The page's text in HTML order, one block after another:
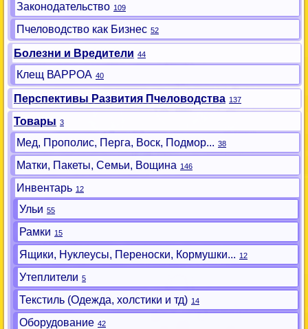
Законодательство 109
Пчеловодство как Бизнес 52
Болезни и Вредители 44
Клещ ВАРРОА 40
Перспективы Развития Пчеловодства 137
Товары 3
Мед, Прополис, Перга, Воск, Подмор... 38
Матки, Пакеты, Семьи, Вощина 146
Инвентарь 12
Ульи 55
Рамки 15
Ящики, Нуклеусы, Переноски, Кормушки... 12
Утеплители 5
Текстиль (Одежда, холстики и тд) 14
Оборудование 42